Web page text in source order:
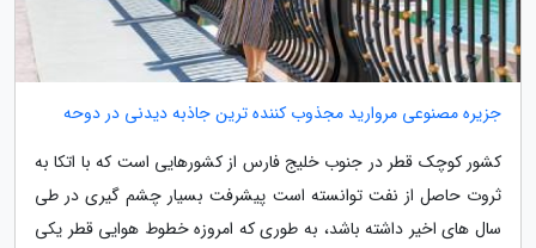
جزیره مصنوعی مروارید مجذوب کننده ترین جاذبه دیدنی در دوحه
کشور کوچک قطر در جنوب خلیج فارس از کشورهایی است که با اتکا به
ثروت حاصل از نفت توانسته است پیشرفت بسیار چشم گیری در طی
سال های اخیر داشته باشد، به طوری که امروزه خطوط هوایی قطر یکی